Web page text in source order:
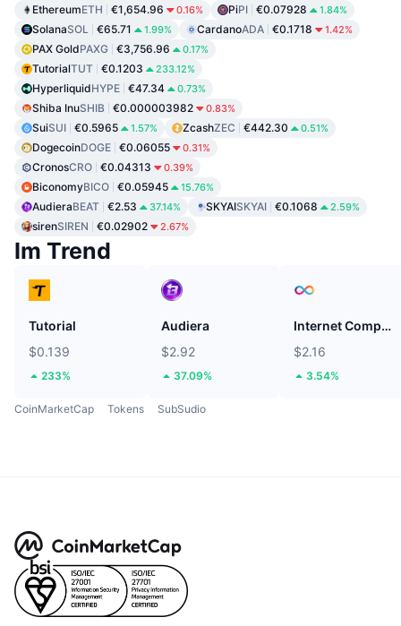
EthereumETH €1,654.96 0.16% PiPI €0.07928 1.84%
SolanaSOL €65.71 1.99% CardanoADA €0.1718 1.42%
PAX GoldPAXG €3,756.96 0.17%
TutorialTUT €0.1203 233.12%
HyperliquidHYPE €47.34 0.73%
Shiba InuSHIB €0.000003982 0.83%
SuiSUI €0.5965 1.57% ZcashZEC €442.30 0.51%
DogecoinDOGE €0.06055 0.31%
CronosCRO €0.04313 0.39%
BiconomyBICO €0.05945 15.76%
AudieraBEAT €2.53 37.14% SKYAISKYAI €0.1068 2.59%
sirenSIREN €0.02902 2.67%
Im Trend
Tutorial
$0.139
233%
Audiera
$2.92
37.09%
Internet Computer
$2.16
3.54%
CoinMarketCap Tokens SubSudio